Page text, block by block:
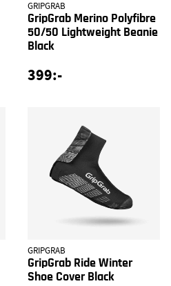
GRIPGRAB
GripGrab Merino Polyfibre
50/50 Lightweight Beanie
Black
399:-
GRIPGRAB
GripGrab Ride Winter
Shoe Cover Black